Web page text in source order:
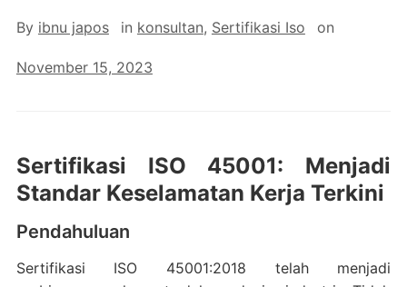
By ibnu japos in konsultan, Sertifikasi Iso on
November 15, 2023
Sertifikasi ISO 45001: Menjadi
Standar Keselamatan Kerja Terkini
Pendahuluan
Sertifikasi ISO 45001:2018 telah menjadi